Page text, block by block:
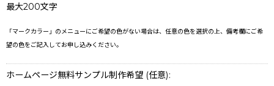
最大200文字
「マークカラー」のメニューにご希望の色がない場合は、任意の色を選択の上、備考欄にご希
望の色をご記入してお申し込みください。
ホームページ無料サンプル制作希望 (任意):